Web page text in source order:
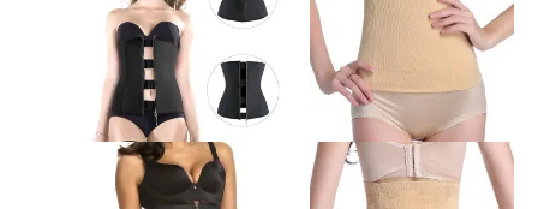
weist
mehrere
Varianten
auf.
Die
Optionen
können
weist
mehrere
Varianten
auf.
Die
Optionen
können